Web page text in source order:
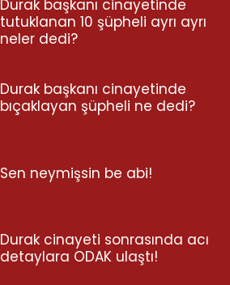
Durak başkanı cinayetinde
tutuklanan 10 şüpheli ayrı ayrı
neler dedi?
Durak başkanı cinayetinde
bıçaklayan şüpheli ne dedi?
Sen neymişsin be abi!
Durak cinayeti sonrasında acı
detaylara ODAK ulaştı!